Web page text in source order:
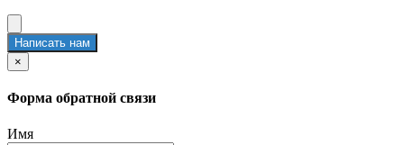
Написать нам
×
Форма обратной связи
Имя